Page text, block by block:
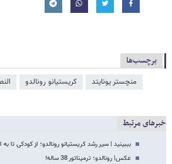
برچسب‌ها
منچستر یونایتد کریستیانو رونالدو
خبرهای مرتبط
بببینید | سیر رشد کریستیانو رونالدو؛ از کودکی تا به
عکس| رونالدو؛ ترمیناتور 38 ساله!